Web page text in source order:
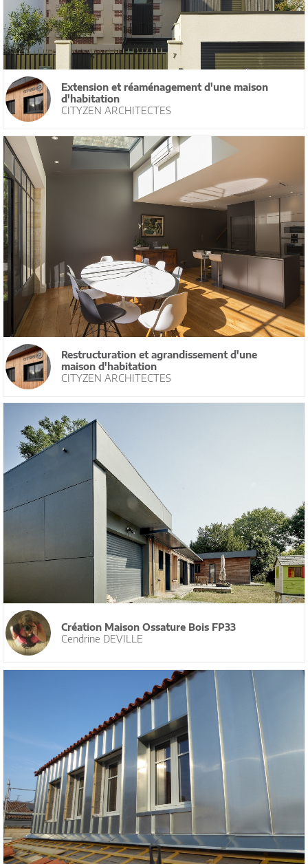
Extension et réaménagement d'une maison
d'habitation
CITYZEN ARCHITECTES
Restructuration et agrandissement d'une
maison d'habitation
CITYZEN ARCHITECTES
Création Maison Ossature Bois FP33
Cendrine DEVILLE